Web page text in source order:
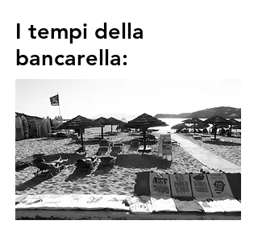
I tempi della
bancarella: